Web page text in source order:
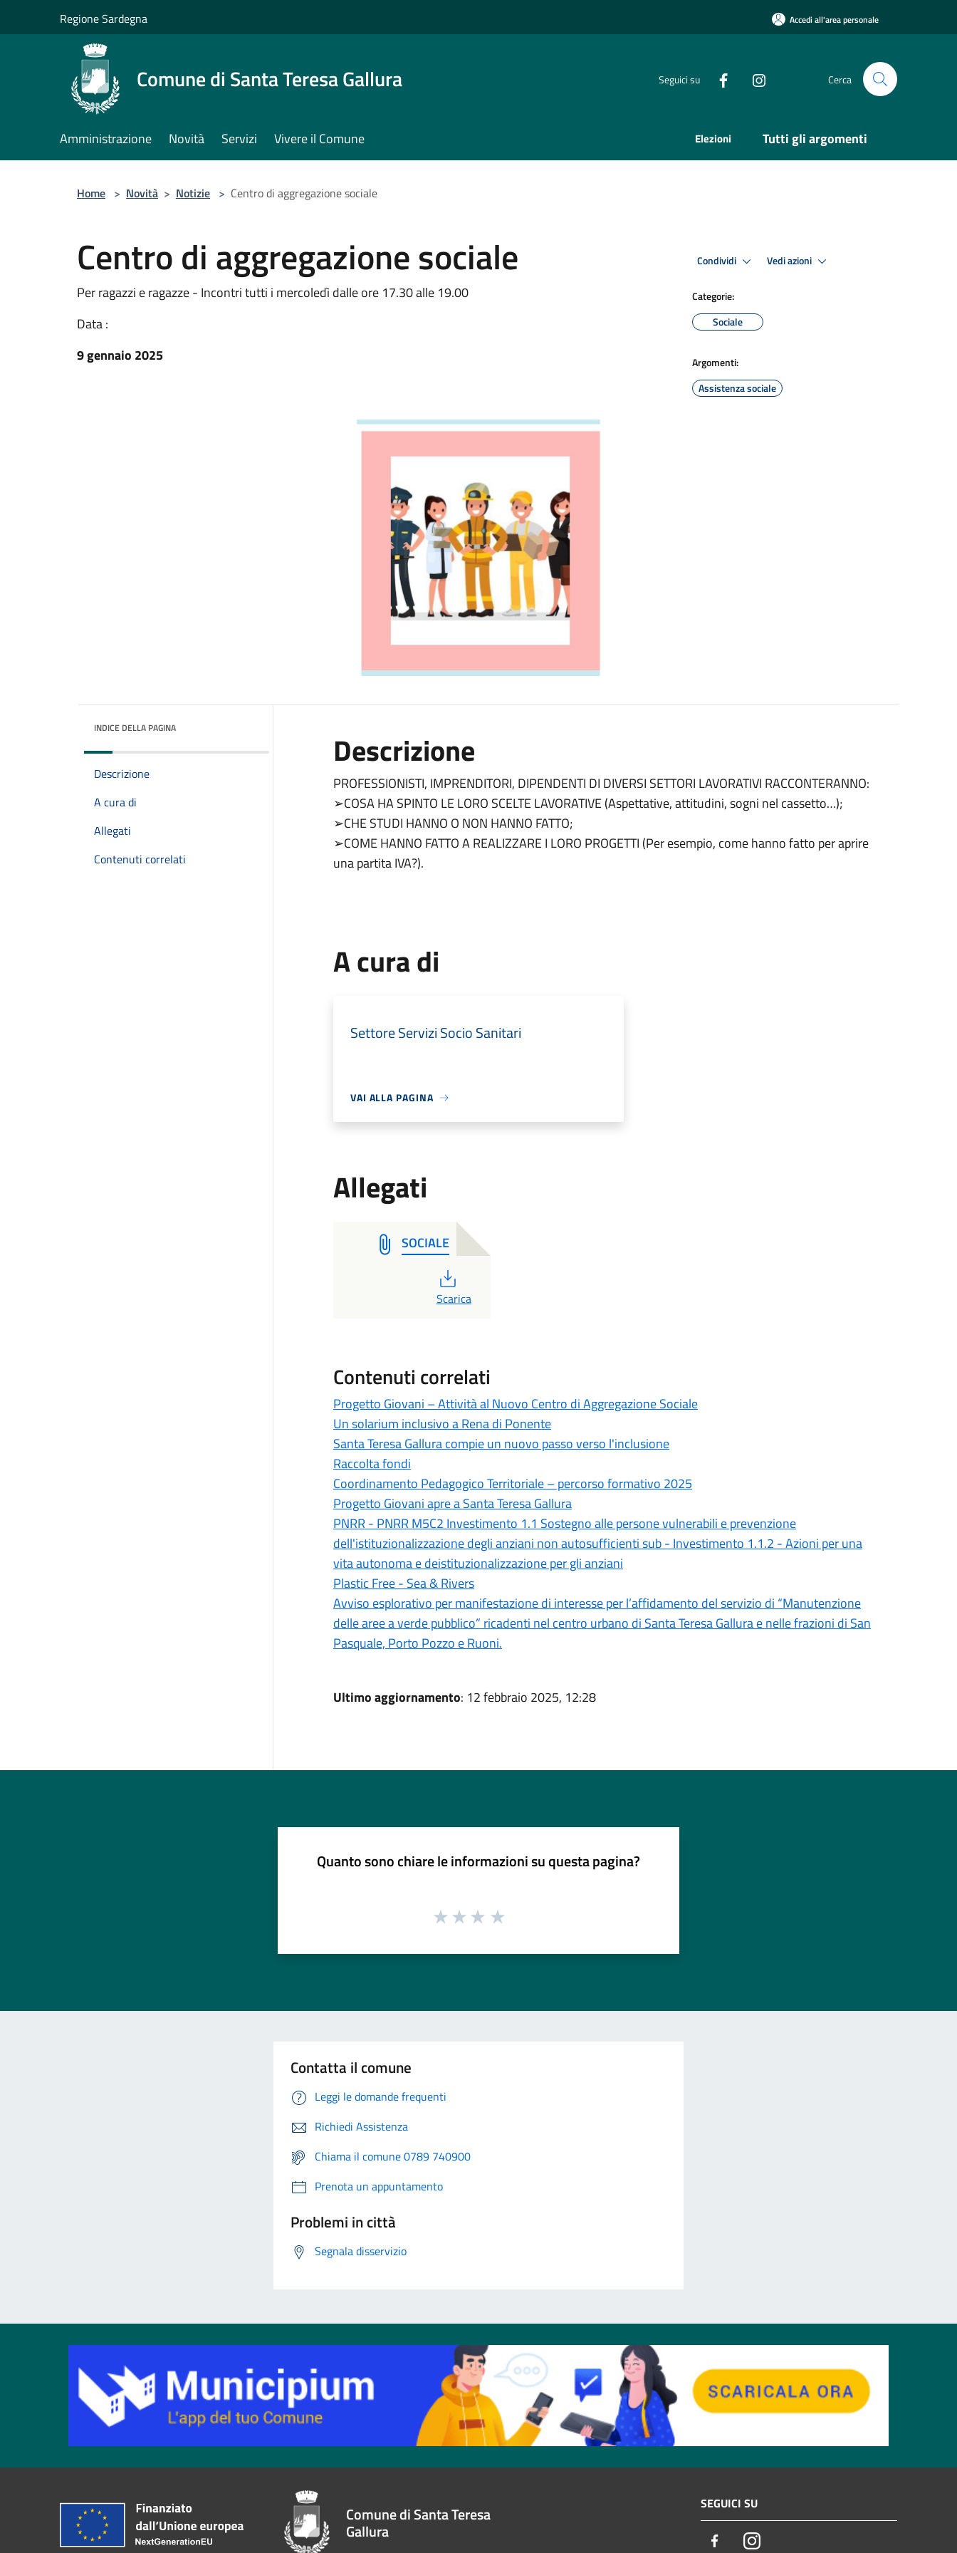
Regione Sardegna Accedi all'area personale
Comune di Santa Teresa Gallura Seguici su Cerca
Amministrazione Novità Servizi Vivere il Comune Elezioni Tutti gli argomenti
Home > Novità > Notizie > Centro di aggregazione sociale
Centro di aggregazione sociale
Per ragazzi e ragazze - Incontri tutti i mercoledì dalle ore 17.30 alle 19.00
Data :
9 gennaio 2025
Condividi Vedi azioni
Categorie:
Sociale
Argomenti:
Assistenza sociale
INDICE DELLA PAGINA
Descrizione
A cura di
Allegati
Contenuti correlati
Descrizione
PROFESSIONISTI, IMPRENDITORI, DIPENDENTI DI DIVERSI SETTORI LAVORATIVI RACCONTERANNO:
➢COSA HA SPINTO LE LORO SCELTE LAVORATIVE (Aspettative, attitudini, sogni nel cassetto…);
➢CHE STUDI HANNO O NON HANNO FATTO;
➢COME HANNO FATTO A REALIZZARE I LORO PROGETTI (Per esempio, come hanno fatto per aprire
una partita IVA?).
A cura di
Settore Servizi Socio Sanitari
VAI ALLA PAGINA
Allegati
SOCIALE
PDF
Scarica
Contenuti correlati
Progetto Giovani – Attività al Nuovo Centro di Aggregazione Sociale
Un solarium inclusivo a Rena di Ponente
Santa Teresa Gallura compie un nuovo passo verso l'inclusione
Raccolta fondi
Coordinamento Pedagogico Territoriale – percorso formativo 2025
Progetto Giovani apre a Santa Teresa Gallura
PNRR - PNRR M5C2 Investimento 1.1 Sostegno alle persone vulnerabili e prevenzione
dell'istituzionalizzazione degli anziani non autosufficienti sub - Investimento 1.1.2 - Azioni per una
vita autonoma e deistituzionalizzazione per gli anziani
Plastic Free - Sea & Rivers
Avviso esplorativo per manifestazione di interesse per l’affidamento del servizio di “Manutenzione
delle aree a verde pubblico” ricadenti nel centro urbano di Santa Teresa Gallura e nelle frazioni di San
Pasquale, Porto Pozzo e Ruoni.
Ultimo aggiornamento: 12 febbraio 2025, 12:28
Quanto sono chiare le informazioni su questa pagina?
Contatta il comune
Leggi le domande frequenti
Richiedi Assistenza
Chiama il comune 0789 740900
Prenota un appuntamento
Problemi in città
Segnala disservizio
Comune di Santa Teresa
Gallura
SEGUICI SU
FacebookInstagram